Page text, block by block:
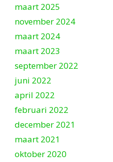
maart 2025
november 2024
maart 2024
maart 2023
september 2022
juni 2022
april 2022
februari 2022
december 2021
maart 2021
oktober 2020